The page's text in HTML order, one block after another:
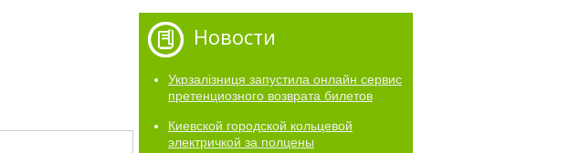
Новости
Укрзалізниця запустила онлайн сервис
претенциозного возврата билетов
Киевской городской кольцевой
электричкой за полцены